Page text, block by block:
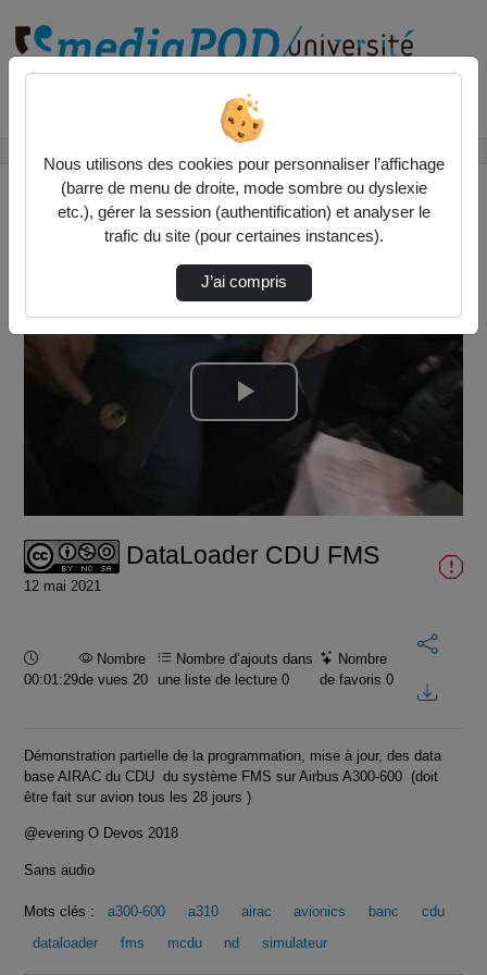
Lire
vidéo
DataLoader CDU FMS
12 mai 2021
Durée :
00:01:29
Nombre
de vues 20
Nombre d’ajouts dans
une liste de lecture 0
Nombre
de favoris0
Démonstration partielle de la programmation, mise à jour, des data
base AIRAC du CDU du système FMS sur Airbus A300-600 (doit
être fait sur avion tous les 28 jours )
@evering O Devos 2018
Sans audio
Mots clés : a300-600 a310 airac avionics banc
cdu
dataloader
fms mcdu nd simulateur
Nous utilisons des cookies pour personnaliser l’affichage
(barre de menu de droite, mode sombre ou dyslexie
etc.), gérer la session (authentification) et analyser le
trafic du site (pour certaines instances).
J’ai compris